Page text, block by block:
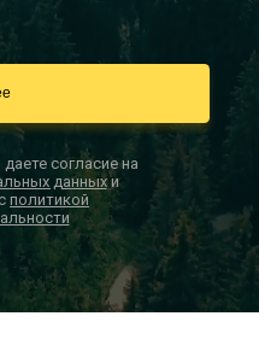
согласие на
данныхи
политикой